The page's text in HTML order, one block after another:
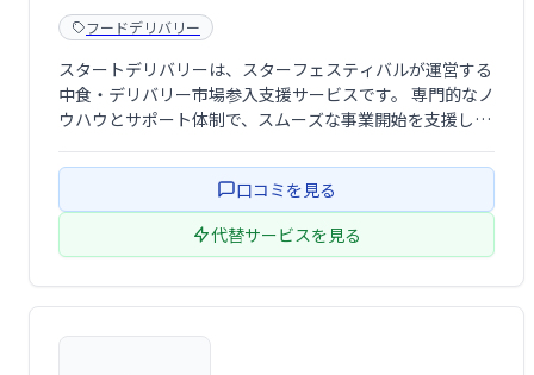
フードデリバリー
スタートデリバリーは、スターフェスティバルが運営する
中食・デリバリー市場参入支援サービスです。 専門的なノ
ウハウとサポート体制で、スムーズな事業開始を支援しま
スの成功に必要なあらゆる側面をサポートいたします。
口コミを見る
代替サービスを見る